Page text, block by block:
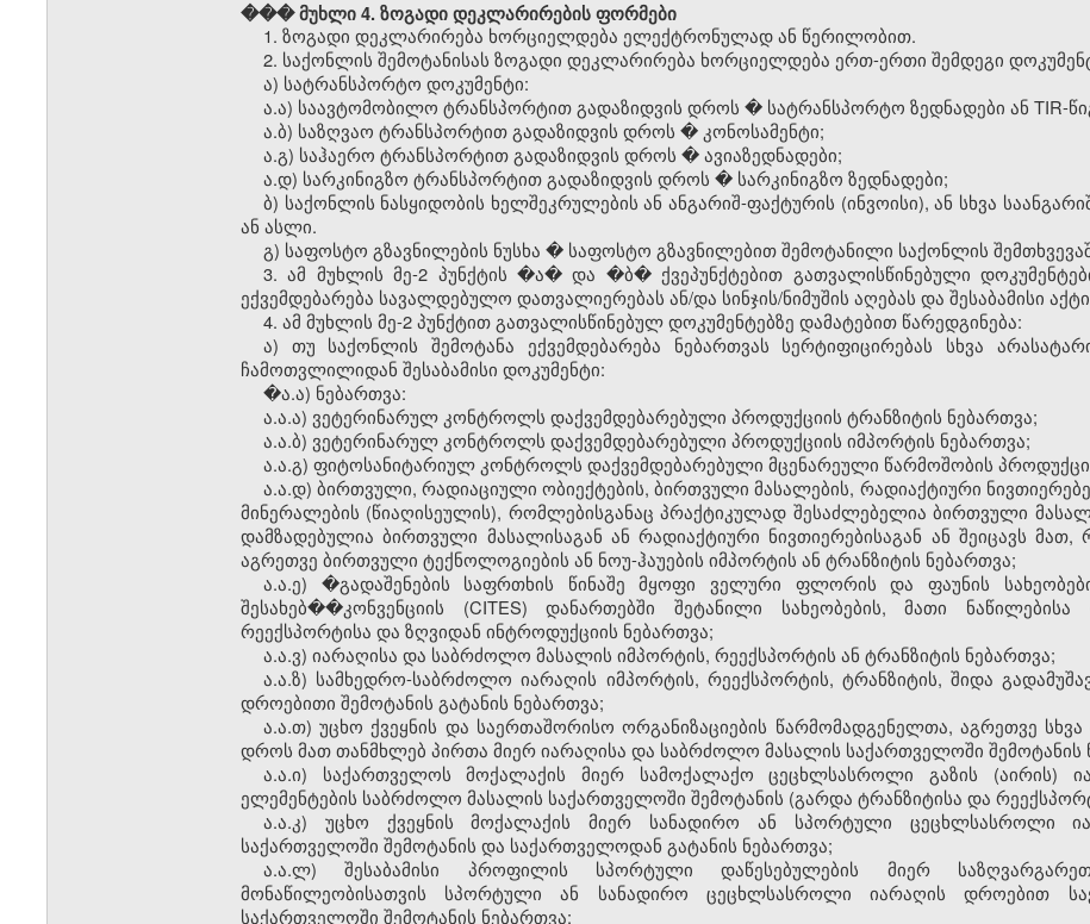
��� მუხლი 4. ზოგადი დეკლარირების ფორმები
1. ზოგადი დეკლარირება ხორციელდება ელექტრონულად ან წერილობით.
2. საქონლის შემოტანისას ზოგადი დეკლარირება ხორციელდება ერთ-ერთი შემდეგი
ა) სატრანსპორტო დოკუმენტი:
ა.ა) საავტომობილო ტრანსპორტით გადაზიდვის დროს � სატრანსპორტო ზედნადები ან TIR-
ა.ბ) საზღვაო ტრანსპორტით გადაზიდვის დროს � კონოსამენტი;
ა.გ) საჰაერო ტრანსპორტით გადაზიდვის დროს � ავიაზედნადები;
ა.დ) სარკინიგზო ტრანსპორტით გადაზიდვის დროს � სარკინიგზო ზედნადები;
ბ) საქონლის ნასყიდობის ხელშეკრულების ან ანგარიშ-ფაქტურის (ინვოისი), ან სხვა
ან ასლი.
გ) საფოსტო გზავნილების ნუსხა � საფოსტო გზავნილებით შემოტანილი საქონლის
3. ამ მუხლის მე-2 პუნქტის �ა� და �ბ� ქვეპუნქტებით გათვალისწინებული
ექვემდებარება სავალდებულო დათვალიერებას ან/და სინჯის/ნიმუშის აღებას და შესაბამისი
4. ამ მუხლის მე-2 პუნქტით გათვალისწინებულ დოკუმენტებზე დამატებით წარედგინება:
ა) თუ საქონლის შემოტანა ექვემდებარება ნებართვას სერტიფიცირებას სხვა
ჩამოთვლილიდან შესაბამისი დოკუმენტი:
�ა.ა) ნებართვა:
ა.ა.ა) ვეტერინარულ კონტროლს დაქვემდებარებული პროდუქციის ტრანზიტის ნებართვა;
ა.ა.ბ) ვეტერინარულ კონტროლს დაქვემდებარებული პროდუქციის იმპორტის ნებართვა;
ა.ა.გ) ფიტოსანიტარიულ კონტროლს დაქვემდებარებული მცენარეული წარმოშობის
ა.ა.დ) ბირთვული, რადიაციული ობიექტების, ბირთვული მასალების, რადიაქტიური
მინერალების (წიაღისეულის), რომლებისგანაც პრაქტიკულად შესაძლებელია ბირთვული
დამზადებულია ბირთვული მასალისაგან ან რადიაქტიური ნივთიერებისაგან ან შეიცავს
აგრეთვე ბირთვული ტექნოლოგიების ან ნოუ-ჰაუების იმპორტის ან ტრანზიტის ნებართვა;
ა.ა.ე) �გადაშენების საფრთხის წინაშე მყოფი ველური ფლორის და ფაუნის
შესახებ��კონვენციის (CITES) დანართებში შეტანილი სახეობების, მათი
რეექსპორტისა და ზღვიდან ინტროდუქციის ნებართვა;
ა.ა.ვ) იარაღისა და საბრძოლო მასალის იმპორტის, რეექსპორტის ან ტრანზიტის ნებართვა;
ა.ა.ზ) სამხედრო-საბრძოლო იარაღის იმპორტის, რეექსპორტის, ტრანზიტის, შიდა
დროებითი შემოტანის გატანის ნებართვა;
ა.ა.თ) უცხო ქვეყნის და საერთაშორისო ორგანიზაციების წარმომადგენელთა, აგრეთვე სხვა
დროს მათ თანმხლებ პირთა მიერ იარაღისა და საბრძოლო მასალის საქართველოში შემოტანის
ა.ა.ი) საქართველოს მოქალაქის მიერ სამოქალაქო ცეცხლსასროლი გაზის (აირის)
ელემენტების საბრძოლო მასალის საქართველოში შემოტანის (გარდა ტრანზიტისა და
ა.ა.კ) უცხო ქვეყნის მოქალაქის მიერ სანადირო ან სპორტული ცეცხლსასროლი
საქართველოში შემოტანის და საქართველოდან გატანის ნებართვა;
ა.ა.ლ) შესაბამისი პროფილის სპორტული დაწესებულების მიერ
მონაწილეობისათვის სპორტული ან სანადირო ცეცხლსასროლი იარაღის დროებით
საქართველოში შემოტანის ნებართვა;